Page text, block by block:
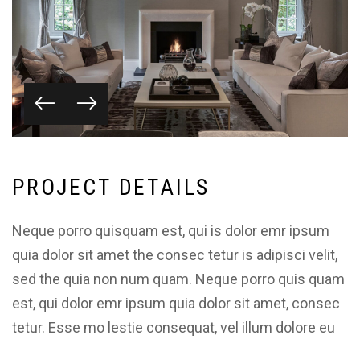
PROJECT DETAI LS
Neque porro quisquam est, qui is dolor emr ipsum
quia dolor sit amet the consec tetur is adipisci velit,
sed the quia non num quam. Neque porro quis quam
est, qui dolor emr ipsum quia dolor sit amet, consec
tetur. Esse mo lestie consequat, vel illum dolore eu